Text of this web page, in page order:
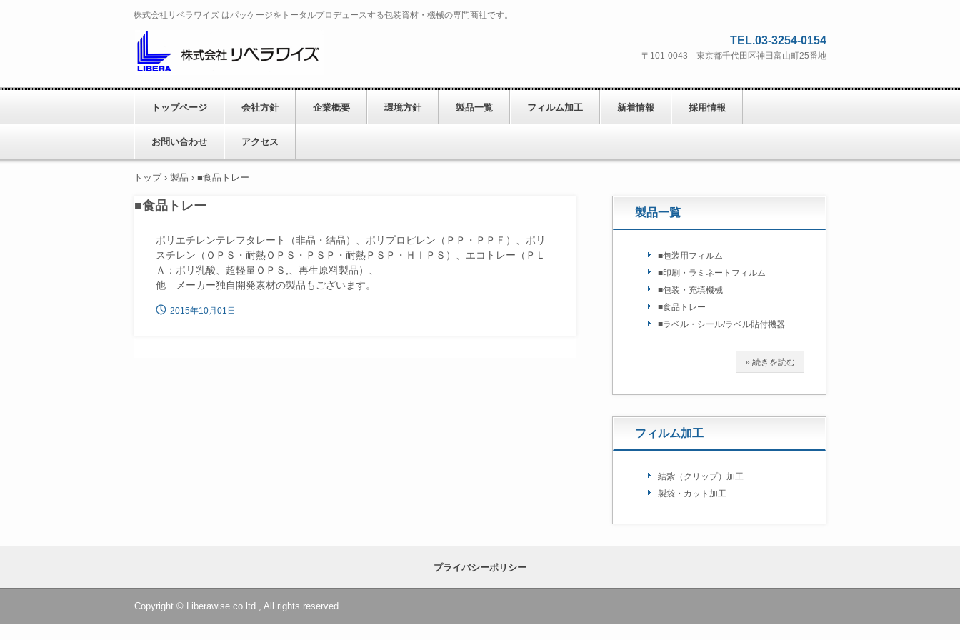
株式会社リベラワイズ はパッケージをトータルプロデュースする包装資材・機械の専門商社です。
TEL.03-3254-0154
〒101-0043 東京都千代田区神田富山町25番地
トップページ 会社方針 企業概要 環境方針 製品一覧 フィルム加工 新着情報 採用情報
お問い合わせ アクセス
トップ › 製品 › ■食品トレー
■食品トレー
ポリエチレンテレフタレート（非晶・結晶）、ポリプロピレン（ＰＰ・ＰＰＦ）、ポリ
スチレン（ＯＰＳ・耐熱ＯＰＳ・ＰＳＰ・耐熱ＰＳＰ・ＨＩＰＳ）、エコトレー（ＰＬ
Ａ：ポリ乳酸、超軽量ＯＰＳ,、再生原料製品）、
他 メーカー独自開発素材の製品もございます。
2015年10月01日
製品一覧
■包装用フィルム
■印刷・ラミネートフィルム
■包装・充填機械
■食品トレー
■ラベル・シール/ラベル貼付機器
» 続きを読む
フィルム加工
結紮（クリップ）加工
製袋・カット加工
プライバシーポリシー
Copyright © Liberawise.co.ltd., All rights reserved.